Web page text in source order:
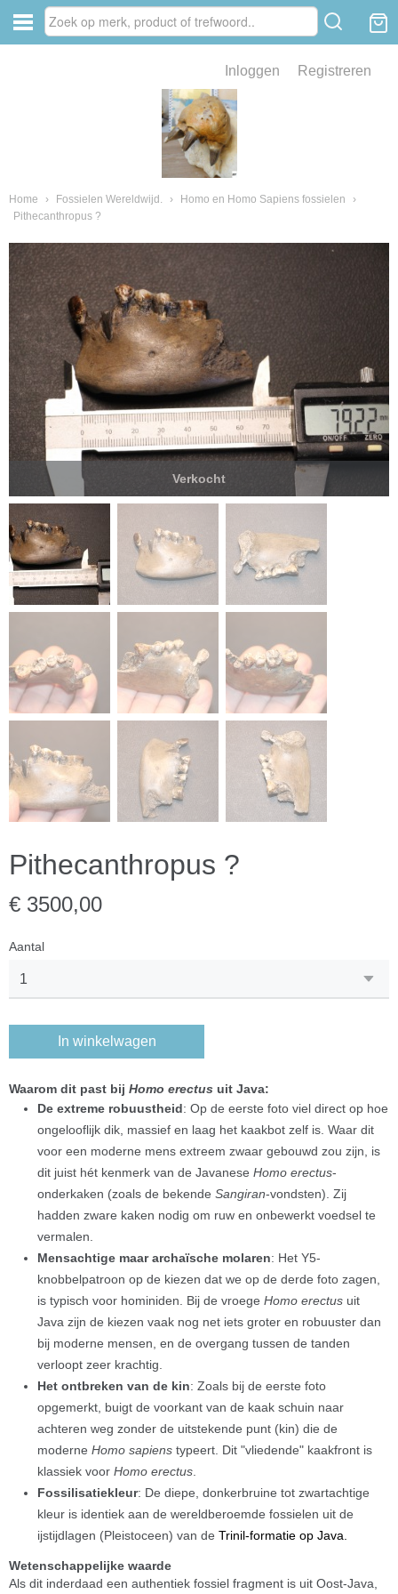
Inloggen Registreren
Home › Fossielen Wereldwijd. › Homo en Homo Sapiens fossielen
›
Pithecanthropus ?
Verkocht
Pithecanthropus ?
€ 3500,00
Aantal
In winkelwagen
Waarom dit past bij Homo erectus uit Java:
De extreme robuustheid: Op de eerste foto viel direct op hoe
ongelooflijk dik, massief en laag het kaakbot zelf is. Waar dit
voor een moderne mens extreem zwaar gebouwd zou zijn, is
dit juist hét kenmerk van de Javanese Homo erectus-
onderkaken (zoals de bekende Sangiran-vondsten). Zij
hadden zware kaken nodig om ruw en onbewerkt voedsel te
vermalen.
Mensachtige maar archaïsche molaren: Het Y5-
knobbelpatroon op de kiezen dat we op de derde foto zagen,
is typisch voor hominiden. Bij de vroege Homo erectus uit
Java zijn de kiezen vaak nog net iets groter en robuuster dan
bij moderne mensen, en de overgang tussen de tanden
verloopt zeer krachtig.
Het ontbreken van de kin: Zoals bij de eerste foto
opgemerkt, buigt de voorkant van de kaak schuin naar
achteren weg zonder de uitstekende punt (kin) die de
moderne Homo sapiens typeert. Dit "vliedende" kaakfront is
klassiek voor Homo erectus
Fossilisatiekleur: De diepe, donkerbruine tot zwartachtige
kleur is identiek aan de wereldberoemde fossielen uit de
ijstijdlagen (Pleistoceen) van de Trinil-formatie op Java
Wetenschappelijke waarde
Als dit inderdaad een authentiek fossiel fragment is uit Oost-Java,
van fossielen en mineralen